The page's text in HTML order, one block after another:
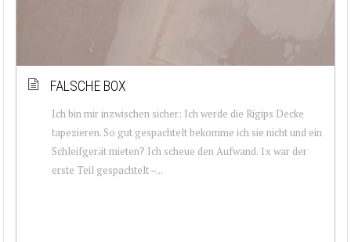
FALSCHE BOX
Ich bin mir inzwischen sicher: Ich werde die Rigips Decke
tapezieren. So gut gespachtelt bekomme ich sie nicht und ein
Schleifgerät mieten? Ich scheue den Aufwand. 1x war der
erste Teil gespachtelt –...